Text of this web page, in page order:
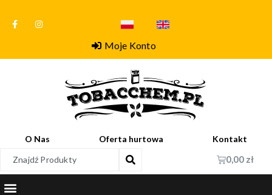
Moje Konto
O Nas Oferta hurtowa Kontakt
0,00 zł